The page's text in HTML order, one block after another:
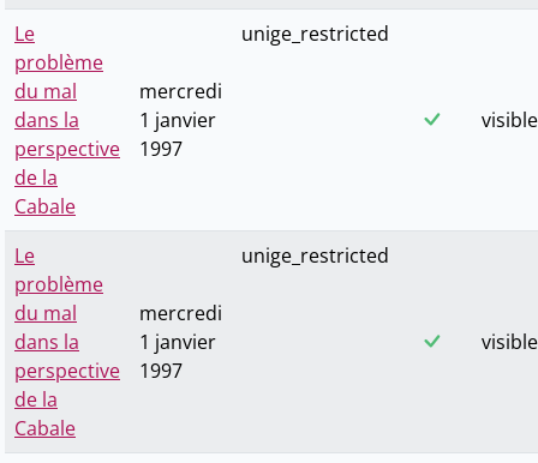
Le
problème
du mal
dans la
perspective
de la
Cabale
mercredi
1 janvier
1997
unige_restricted
visible
Le
problème
du mal
dans la
perspective
de la
Cabale
mercredi
1 janvier
1997
unige_restricted
visible